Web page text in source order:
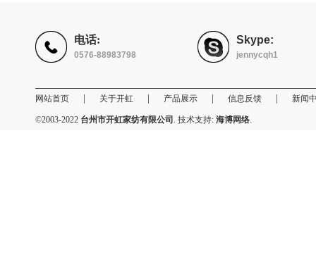
电话:
0576-88983798
Skype:
jennycqh1
网站首页 关于开虹 产品展示 信息反馈 新闻
©2003-2022 台州市开虹家纺有限公司 . 技术支持: 海博网络.